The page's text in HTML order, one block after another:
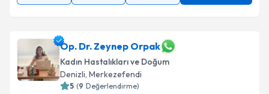
Op. Dr. Zeynep Orpak
Kadın Hastalıkları ve Doğum
Denizli, Merkezefendi
5 (9 Değerlendirme)